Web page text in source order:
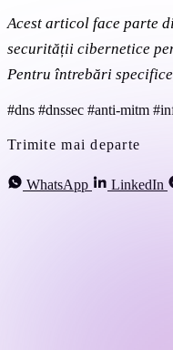
Acest articol face parte
securității cibernetice
Pentru întrebări
#dns #dnssec #anti-mitm
Trimite mai departe
WhatsApp LinkedIn